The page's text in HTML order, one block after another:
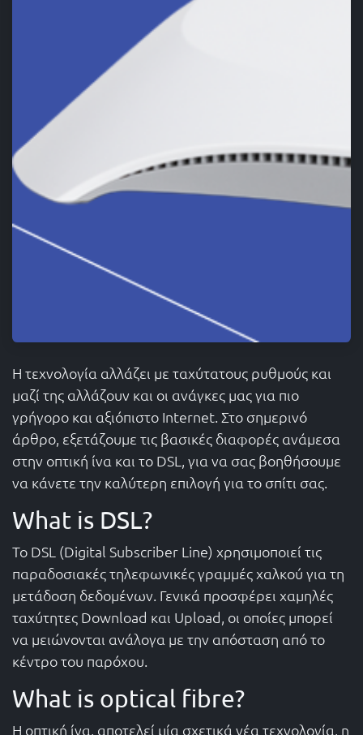
Η τεχνολογία αλλάζει με ταχύτατους ρυθμούς και
μαζί της αλλάζουν και οι ανάγκες μας για πιο
γρήγορο και αξιόπιστο Internet. Στο σημερινό
άρθρο, εξετάζουμε τις βασικές διαφορές ανάμεσα
στην οπτική ίνα και το DSL, για να σας βοηθήσουμε
να κάνετε την καλύτερη επιλογή για το σπίτι σας.
What is DSL?
Το DSL (Digital Subscriber Line) χρησιμοποιεί τις
παραδοσιακές τηλεφωνικές γραμμές χαλκού για τη
μετάδοση δεδομένων. Γενικά προσφέρει χαμηλές
ταχύτητες Download και Upload, οι οποίες μπορεί
να μειώνονται ανάλογα με την απόσταση από το
κέντρο του παρόχου.
What is optical fibre?
Η οπτική ίνα, αποτελεί μία σχετικά νέα τεχνολογία, η